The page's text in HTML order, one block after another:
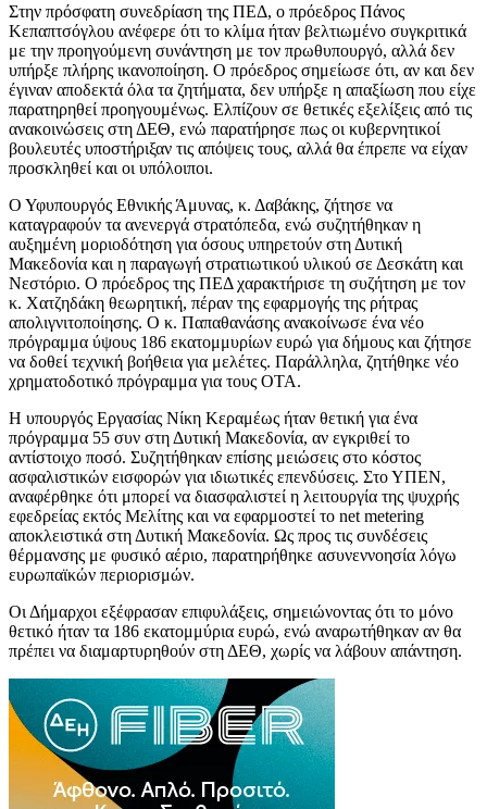
Στην πρόσφατη συνεδρίαση της ΠΕΔ, ο πρόεδρος Πάνος
Κεπαπτσόγλου ανέφερε ότι το κλίμα ήταν βελτιωμένο συγκριτικά
με την προηγούμενη συνάντηση με τον πρωθυπουργό, αλλά δεν
υπήρξε πλήρης ικανοποίηση. Ο πρόεδρος σημείωσε ότι, αν και δεν
έγιναν αποδεκτά όλα τα ζητήματα, δεν υπήρξε η απαξίωση που είχε
παρατηρηθεί προηγουμένως. Ελπίζουν σε θετικές εξελίξεις από τις
ανακοινώσεις στη ΔΕΘ, ενώ παρατήρησε πως οι κυβερνητικοί
βουλευτές υποστήριξαν τις απόψεις τους, αλλά θα έπρεπε να είχαν
προσκληθεί και οι υπόλοιποι.
Ο Υφυπουργός Εθνικής Άμυνας, κ. Δαβάκης, ζήτησε να
καταγραφούν τα ανενεργά στρατόπεδα, ενώ συζητήθηκαν η
αυξημένη μοριοδότηση για όσους υπηρετούν στη Δυτική
Μακεδονία και η παραγωγή στρατιωτικού υλικού σε Δεσκάτη και
Νεστόριο. Ο πρόεδρος της ΠΕΔ χαρακτήρισε τη συζήτηση με τον
κ. Χατζηδάκη θεωρητική, πέραν της εφαρμογής της ρήτρας
απολιγνιτοποίησης. Ο κ. Παπαθανάσης ανακοίνωσε ένα νέο
πρόγραμμα ύψους 186 εκατομμυρίων ευρώ για δήμους και ζήτησε
να δοθεί τεχνική βοήθεια για μελέτες. Παράλληλα, ζητήθηκε νέο
χρηματοδοτικό πρόγραμμα για τους ΟΤΑ.
Η υπουργός Εργασίας Νίκη Κεραμέως ήταν θετική για ένα
πρόγραμμα 55 συν στη Δυτική Μακεδονία, αν εγκριθεί το
αντίστοιχο ποσό. Συζητήθηκαν επίσης μειώσεις στο κόστος
ασφαλιστικών εισφορών για ιδιωτικές επενδύσεις. Στο ΥΠΕΝ,
αναφέρθηκε ότι μπορεί να διασφαλιστεί η λειτουργία της ψυχρής
εφεδρείας εκτός Μελίτης και να εφαρμοστεί το net metering
αποκλειστικά στη Δυτική Μακεδονία. Ως προς τις συνδέσεις
θέρμανσης με φυσικό αέριο, παρατηρήθηκε ασυνεννοησία λόγω
ευρωπαϊκών περιορισμών.
Οι Δήμαρχοι εξέφρασαν επιφυλάξεις, σημειώνοντας ότι το μόνο
θετικό ήταν τα 186 εκατομμύρια ευρώ, ενώ αναρωτήθηκαν αν θα
πρέπει να διαμαρτυρηθούν στη ΔΕΘ, χωρίς να λάβουν απάντηση.